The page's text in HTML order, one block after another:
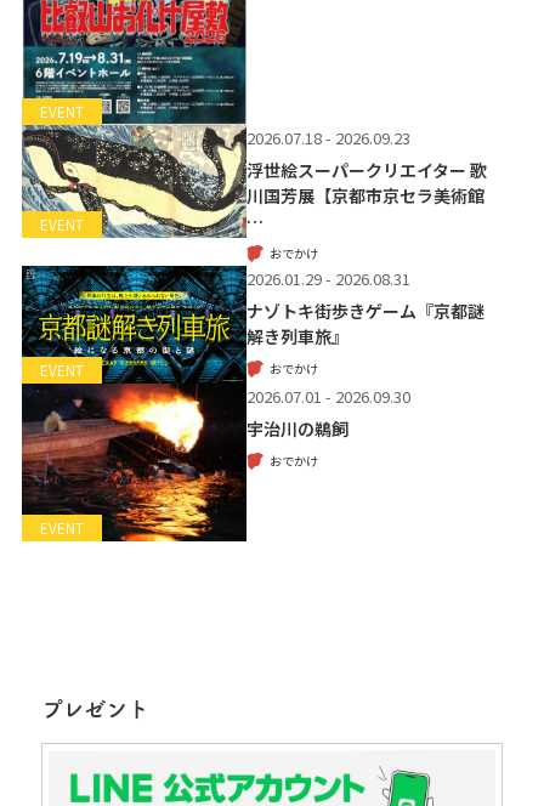
EVENT
EVENT
2026.07.18 - 2026.09.23
浮世絵スーパークリエイター 歌
川国芳展【京都市京セラ美術館
…
おでかけ
EVENT
2026.01.29 - 2026.08.31
ナゾトキ街歩きゲーム『京都謎
解き列車旅』
おでかけ
EVENT
2026.07.01 - 2026.09.30
宇治川の鵜飼
おでかけ
プレゼント